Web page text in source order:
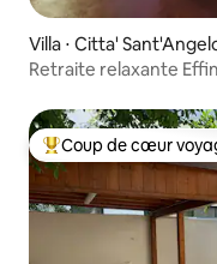
Villa ⋅ Citta'
Retraite relaxante
Coups de cœur
Coup de cœur